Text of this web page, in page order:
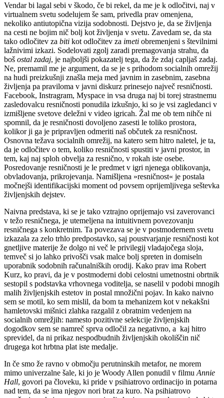
Vendar bi lagal sebi v škodo, če bi rekel, da me je k odločitvi, naj v
virtualnem svetu sodelujem še sam, privedla prav omenjena,
nekoliko antiutopična vizija sodobnosti. Dejstvo je, da se življenja
na cesti ne bojim nič bolj kot življenja v svetu. Zavedam se, da sta
tako odločitev za biti kot odločitev za imeti obremenjeni s številnimi
lažnivimi izkazi. Sodelovati zgolj zaradi premagovanja strahu, da
boš ostal zadaj, je najboljši pokazatelj tega, da že zdaj capljaš zadaj.
Ne, premamil me je argument, da se je s prihodom socialnih omrežij
na hudi preizkušnji znašla meja med javnim in zasebnim, zasebna
življenja pa praviloma v javni diskurz prinesejo največ resničnosti.
Facebook, Instragram, Myspace in vsa druga naj bi torej strastnemu
zasledovalcu resničnosti ponudila izkušnjo, ki so je vsi zagledanci v
izmišljene svetove deležni v video igricah. Žal me ob tem nihče ni
spomnil, da je resničnosti dovoljeno zasesti le toliko prostora,
kolikor ji ga je pripravljen odmeriti naš občutek za resničnost.
Osnovna težava socialnih omrežij, na katero sem hitro naletel, je ta,
da je odločitev o tem, koliko resničnosti spustiti v javni prostor, in
tem, kaj naj sploh obvelja za resnično, v rokah iste osebe.
Posredovanje resničnosti je le predmet v igri njenega oblikovanja,
obvladovanja, prikrojevanja. Namišljena »resničnost« je postala
močnejši identifikacijski moment od povsem oprijemljivega seštevka
življenjskih dejstev.
Naivna predstava, ki se je tako vztrajno oprijemajo vsi zaverovanci
v težo resničnega, je utemeljena na intuitivnem povezovanju
resničnega s konkretnim. Ta povezava se je v postmodernem svetu
izkazala za zelo trhlo predpostavko, saj poustvarjanje resničnosti kot
gnetljive materije že dolgo ni več le privilegij vladajočega sloja,
temveč si jo lahko privošči vsak malce bolj spreten in domiseln
uporabnik sodobnih računalniških orodij. Kako prav ima Robert
Kurz, ko pravi, da je v postmoderni dobi celostni umetnostni obrtnik
sestopil s podstavka vrhovnega voditelja, se naselil v podobi mnogih
malih življenjskih estetov in postal množični pojav. In kako naivno
sem se motil, ko sem mislil, da bom ta mehanizem kot v nekakšni
hamletovski mišnici zlahka razgalil z obratnim vedenjem na
socialnih omrežjih: namesto pozitivne selekcije življenjskih
dogodkov sem se namreč sprva odločil za negativno, a kaj hitro
sprevidel, da ni prikaz nespodbudnih življenjskih okoliščin nič
drugega kot hrbtna plat iste medalje.
In če smo že ravno v območju perutninskih metafor, ne morem
mimo univerzalne šale, ki jo je Woody Allen ponudil v filmu Annie
Hall, govori pa človeku, ki pride v psihiatrovo ordinacijo in potarna
nad tem, da se ima njegov nori brat za kuro. Na psihiatrovo